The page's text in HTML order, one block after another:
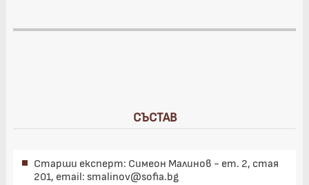
СЪСТАВ
Старши експерт: Симеон Малинов - ет. 2, стая
201, email: smalinov@sofia.bg